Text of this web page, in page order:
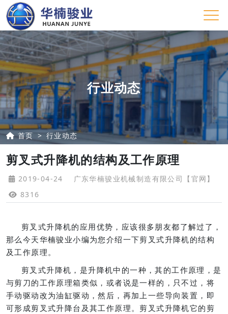
行业动态
首页 行业动态
剪叉式升降机的结构及工作原理
2019-04-24
广东华楠骏业机械制造有限公司【官网】
8316
剪叉式升降机的应用优势，应该很多朋友都了解过了，
那么今天华楠骏业小编为您介绍一下剪叉式升降机的结构
及工作原理。
剪叉式升降机，是升降机中的一种，其的工作原理，是
与剪刀的工作原理箱类似，或者说是一样的，只不过，将
手动驱动改为油缸驱动，然后，再加上一些导向装置，即
可形成剪叉式升降台及其工作原理。剪叉式升降机它的剪